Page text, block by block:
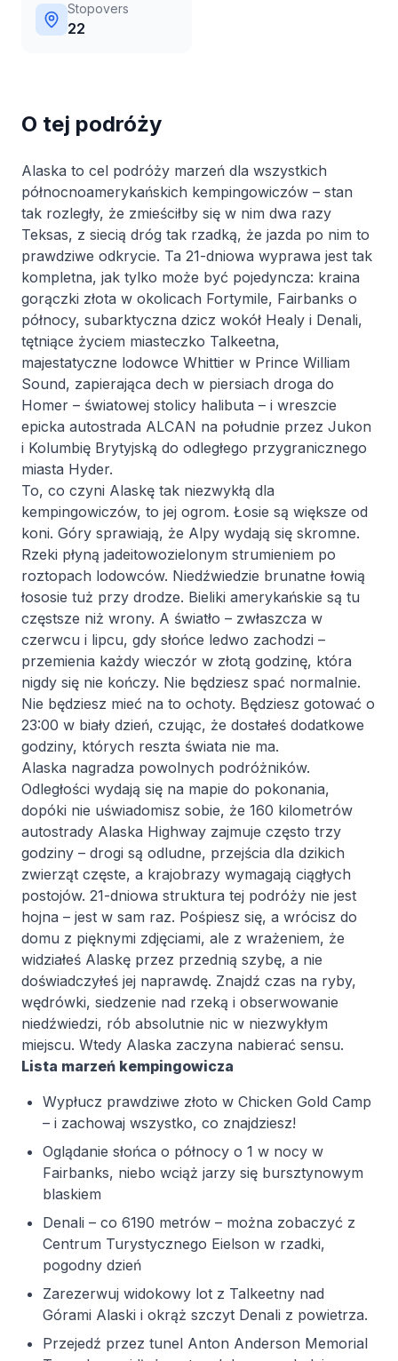
Stopovers
22
O tej podróży
Alaska to cel podróży marzeń dla wszystkich
północnoamerykańskich kempingowiczów – stan
tak rozległy, że zmieściłby się w nim dwa razy
Teksas, z siecią dróg tak rzadką, że jazda po nim to
prawdziwe odkrycie. Ta 21-dniowa wyprawa jest tak
kompletna, jak tylko może być pojedyncza: kraina
gorączki złota w okolicach Fortymile, Fairbanks o
północy, subarktyczna dzicz wokół Healy i Denali,
tętniące życiem miasteczko Talkeetna,
majestatyczne lodowce Whittier w Prince William
Sound, zapierająca dech w piersiach droga do
Homer – światowej stolicy halibuta – i wreszcie
epicka autostrada ALCAN na południe przez Jukon
i Kolumbię Brytyjską do odległego przygranicznego
miasta Hyder.
To, co czyni Alaskę tak niezwykłą dla
kempingowiczów, to jej ogrom. Łosie są większe od
koni. Góry sprawiają, że Alpy wydają się skromne.
Rzeki płyną jadeitowozielonym strumieniem po
roztopach lodowców. Niedźwiedzie brunatne łowią
łososie tuż przy drodze. Bieliki amerykańskie są tu
częstsze niż wrony. A światło – zwłaszcza w
czerwcu i lipcu, gdy słońce ledwo zachodzi –
przemienia każdy wieczór w złotą godzinę, która
nigdy się nie kończy. Nie będziesz spać normalnie.
Nie będziesz mieć na to ochoty. Będziesz gotować o
23:00 w biały dzień, czując, że dostałeś dodatkowe
godziny, których reszta świata nie ma.
Alaska nagradza powolnych podróżników.
Odległości wydają się na mapie do pokonania,
dopóki nie uświadomisz sobie, że 160 kilometrów
autostrady Alaska Highway zajmuje często trzy
godziny – drogi są odludne, przejścia dla dzikich
zwierząt częste, a krajobrazy wymagają ciągłych
postojów. 21-dniowa struktura tej podróży nie jest
hojna – jest w sam raz. Pośpiesz się, a wrócisz do
domu z pięknymi zdjęciami, ale z wrażeniem, że
widziałeś Alaskę przez przednią szybę, a nie
doświadczyłeś jej naprawdę. Znajdź czas na ryby,
wędrówki, siedzenie nad rzeką i obserwowanie
niedźwiedzi, rób absolutnie nic w niezwykłym
miejscu. Wtedy Alaska zaczyna nabierać sensu.
Lista marzeń kempingowicza
Wypłucz prawdziwe złoto w Chicken Gold Camp
– i zachowaj wszystko, co znajdziesz!
Oglądanie słońca o północy o 1 w nocy w
Fairbanks, niebo wciąż jarzy się bursztynowym
blaskiem
Denali – co 6190 metrów – można zobaczyć z
Centrum Turystycznego Eielson w rzadki,
pogodny dzień
Zarezerwuj widokowy lot z Talkeetny nad
Górami Alaski i okrąż szczyt Denali z powietrza.
Przejedź przez tunel Anton Anderson Memorial